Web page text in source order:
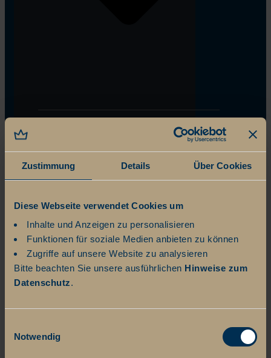
Zustimmung Details Über Cookies
Diese Webseite verwendet Cookies um
Inhalte und Anzeigen zu personalisieren
Funktionen für soziale Medien anbieten zu können
Zugriffe auf unsere Website zu analysieren
Bitte beachten Sie unsere ausführlichen Hinweise zum
Datenschutz.
Notwendig